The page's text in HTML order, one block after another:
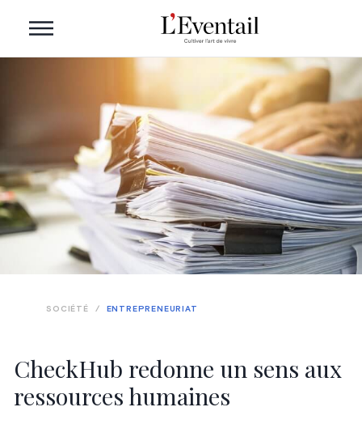
CheckHub redonne un sens aux
ressources humaines
SOCIÉTÉ / ENTREPRENEURIAT